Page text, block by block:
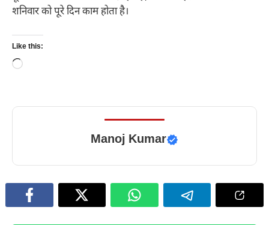
शनिवार को पूरे दिन काम होता है।
Like this:
Loading…
Manoj Kumar